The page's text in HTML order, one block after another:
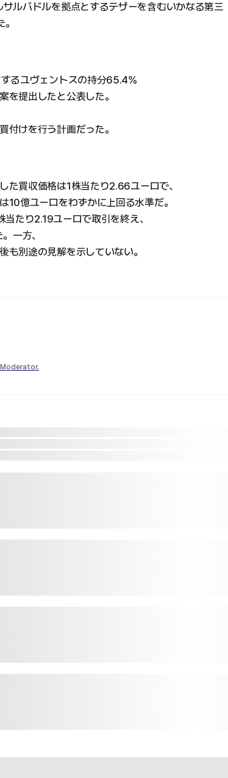
ルバドルを拠点とするテザーを含むいかなる第三
るユヴェントスの持分65.4%
を提出したと公表した。
付けを行う計画だった。
た買収価格は1株当たり2.66ユーロで、
10億ユーロをわずかに上回る水準だ。
たり2.19ユーロで取引を終え、
一方、
も別途の見解を示していない。